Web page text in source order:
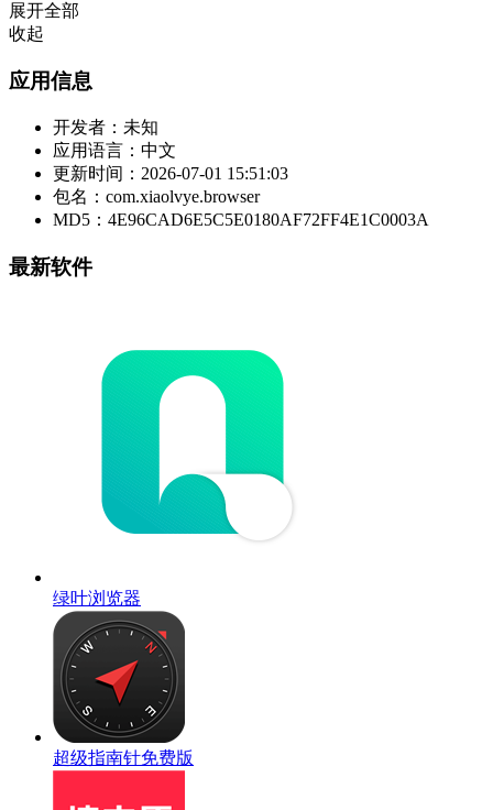
展开全部
收起
应用信息
开发者： 未知
应用语言： 中文
更新时间： 2026-07-01 15:51:03
包名： com.xiaolvye.browser
MD5： 4E96CAD6E5C5E0180AF72FF4E1C0003A
最新软件
绿叶浏览器
超级指南针免费版